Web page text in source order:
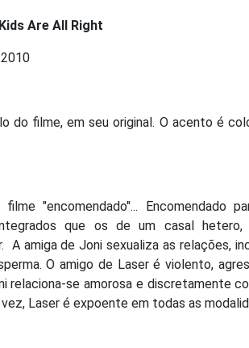
Are All Right
do filme, em seu original. O acento é
"encomendado"... Encomendado
que os de um casal
amiga de Joni sexualiza as relações,
O amigo de Laser é violento,
se amorosa e discretamente
Laser é expoente em todas as